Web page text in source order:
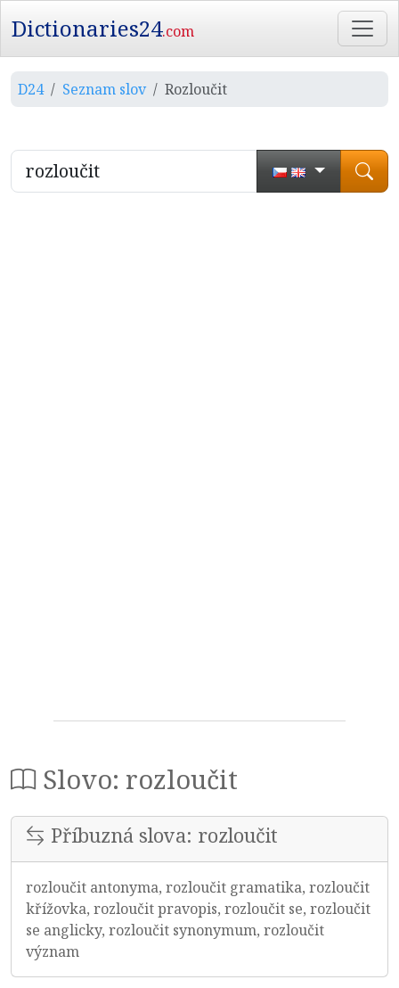
Dictionaries24.com
D24 Seznam slov Rozloučit
Slovo: rozloučit
Příbuzná slova: rozloučit
rozloučit antonyma, rozloučit gramatika, rozloučit
křížovka, rozloučit pravopis, rozloučit se, rozloučit
se anglicky, rozloučit synonymum, rozloučit
význam